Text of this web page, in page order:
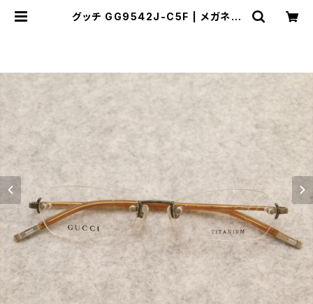
グッチ GG9542J-C5F | メガネラ